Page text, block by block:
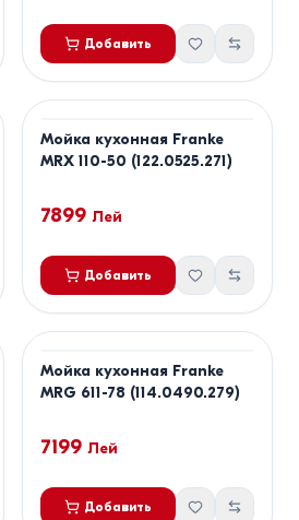
Добавить
Мойка кухонная Franke
MRX 110-50 (122.0525.271)
7899 Лей
Добавить
Мойка кухонная Franke
MRG 611-78 (114.0490.279)
7199 Лей
Добавить